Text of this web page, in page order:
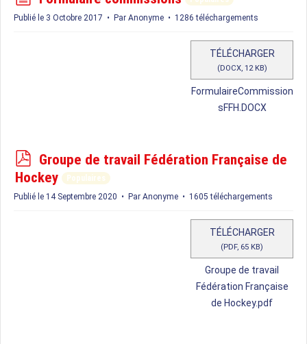
o
Publié le 3 Octobre 2017
Par Anonyme 1286 téléchargements
TÉLÉCHARGER
(DOCX, 12 KB)
FormulaireCommission
sFFH.DOCX
p
d
f
Groupe de travail Fédération Française de
Hockey
Populaires
Publié le 14 Septembre 2020
Par Anonyme 1605 téléchargements
TÉLÉCHARGER
(PDF, 65 KB)
Groupe de travail
Fédération Française
de Hockey.pdf